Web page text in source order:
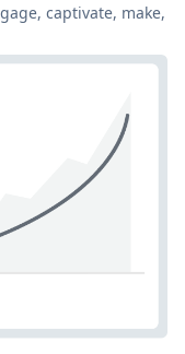
captivate, make,